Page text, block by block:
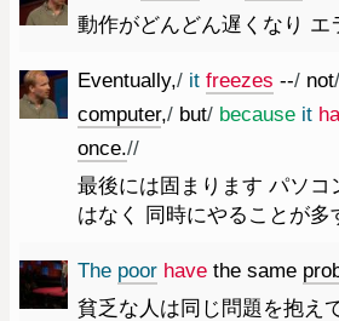
動作がどんどん遅くなり エ
Eventually,/ it freezes --/ not/
computer,/ but/ because it
once.//
最後には固まります パソコ
はなく 同時にやることが多
The poor have the same
貧乏な人は同じ問題を抱え